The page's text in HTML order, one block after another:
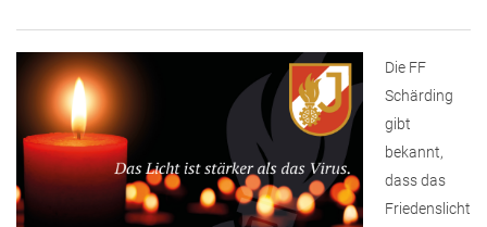
Die FF
Schärding
gibt
bekannt,
dass das
Friedenslicht